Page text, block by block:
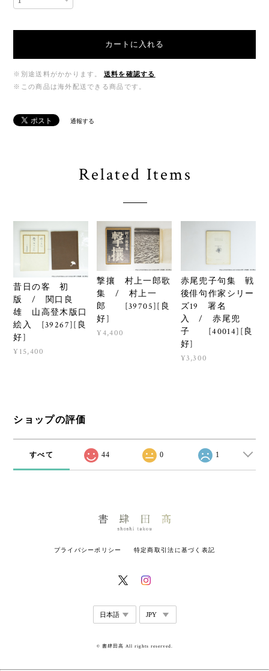
カートに入れる
※別途送料がかかります。
送料を確認する
※この商品は海外配送できる商品です。
通報する
Related Items
昔日の客 初
版 / 関口良
雄 山高登木版口
絵入 [39267][良
好]
¥15,400
撃攘 村上一郎歌
集 / 村上一
郎 [39705][良
好]
¥4,400
赤尾兜子句集 戦
後俳句作家シリー
ズ19 署名
入 / 赤尾兜
子 [40014][良
好]
¥3,300
ショップの評価
すべて 44 0 1
プライバシーポリシー 特定商取引法に基づく表記
© 書肆田高 All rights reserved.